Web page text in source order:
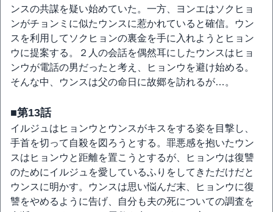
ンスの共謀を疑い始めていた。一方、ヨンエはソクヒョ
ンがチョンミに似たウンスに惹かれていると確信。ウン
スを利用してソクヒョンの裏金を手に入れようとヒョン
ウに提案する。２人の会話を偶然耳にしたウンスはヒョ
ンウが電話の男だったと考え、ヒョンウを避け始める。
そんな中、ウンスは父の命日に故郷を訪れるが…。
■第13話
イルジュはヒョンウとウンスがキスをする姿を目撃し、
手首を切って自殺を図ろうとする。罪悪感を抱いたウン
スはヒョンウと距離を置こうとするが、ヒョンウは復讐
のためにイルジュを愛しているふりをしてきただけだと
ウンスに明かす。ウンスは思い悩んだ末、ヒョンウに復
讐をやめるように告げ、自分も夫の死についての調査を